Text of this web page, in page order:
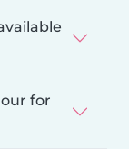
for